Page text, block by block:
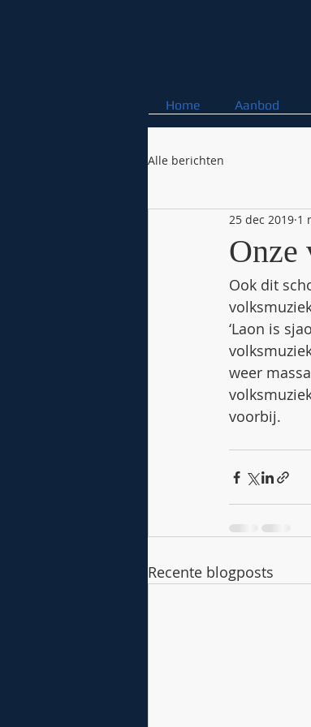
Home Aanbod
Alle berichten
Onze
25 dec 2019 1
Ook dit
‘Laon is
weer
voorbij.
Recente blogposts